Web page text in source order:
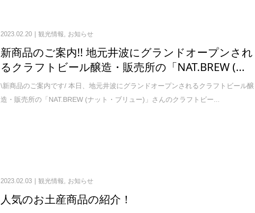
2023.02.20 観光情報 お知らせ
新商品のご案内!! 地元井波にグランドオープンされ
るクラフトビール醸造・販売所の「NAT.BREW (...
\新商品のご案内です/ 本日、地元井波にグランドオープンされるクラフトビール醸
造・販売所の「NAT.BREW (ナット・ブリュー)」さんのクラフトビー...
2023.02.03 観光情報 お知らせ
人気のお土産商品の紹介！